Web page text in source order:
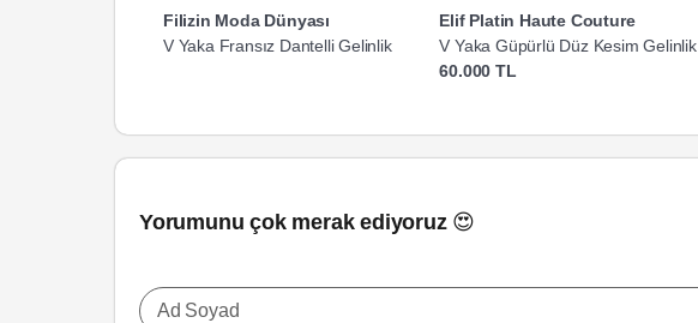
Filizin Moda Dünyası
V Yaka Fransız Dantelli Gelinlik
Elif Platin Haute Couture
V Yaka Güpürlü Düz Kesim Gelinlik
60.000 TL
Yorumunu çok merak ediyoruz 😍
Ad Soyad